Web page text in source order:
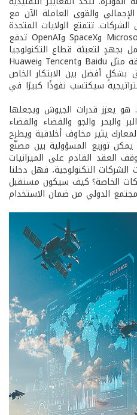
والقوى العاملة الآن مع
الشركات. تتمتع الولايات المتحدة
حاليًا بميزةٍ لأن شركاتها مثل Microsoft وSpaceX وOpenAI تدفع
الصين تعمل بجهدٍ لتعبئة قطاع التكنولوجيا
الخاص بها المتمثّل بشركاتٍ عملاقة مثل Baidu وTencent وHuawei
بشكلٍ أفضل بين الابتكار الخاص
سيكتسب نفوذًا كبيرًا في
يعزز قدرات الجيوش ويجعلها
والبحر والجو والفضاء والفضاء
يثير مخاوف أخلاقية ويطرح
يمكن توزيع المسؤولية بين مصنّع
العقد القادم على الميزانيات
التكنولوجية، فهل دخلنا
الخاصة؟ كيف سيكون مستقبل
الدولي من ضمان الاستخدام